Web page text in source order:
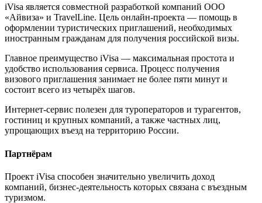
iVisa является совместной разработкой компаний ООО
«Айвиза» и TravelLine. Цель онлайн-проекта — помощь в
оформлении туристических приглашений, необходимых
иностранным гражданам для получения российской визы.
Главное преимущество iVisa — максимальная простота и
удобство использования сервиса. Процесс получения
визового приглашения занимает не более пяти минут и
состоит всего из четырёх шагов.
Интернет-сервис полезен для туроператоров и турагентов,
гостиниц и крупных компаний, а также частных лиц,
упрощающих въезд на территорию России.
Партнёрам
Проект iVisa способен значительно увеличить доход
компаний, бизнес-деятельность которых связана с въездным
туризмом.